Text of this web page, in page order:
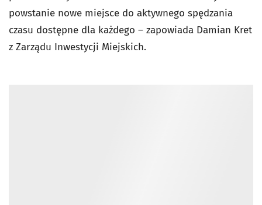
powstanie nowe miejsce do aktywnego spędzania
czasu dostępne dla każdego – zapowiada Damian Kret
z Zarządu Inwestycji Miejskich.